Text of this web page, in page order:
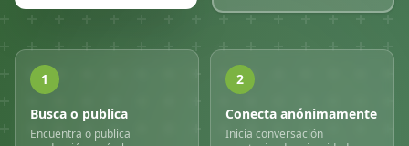
1
Busca o publica
Encuentra o publica
2
Conecta anónimamente
Inicia conversación